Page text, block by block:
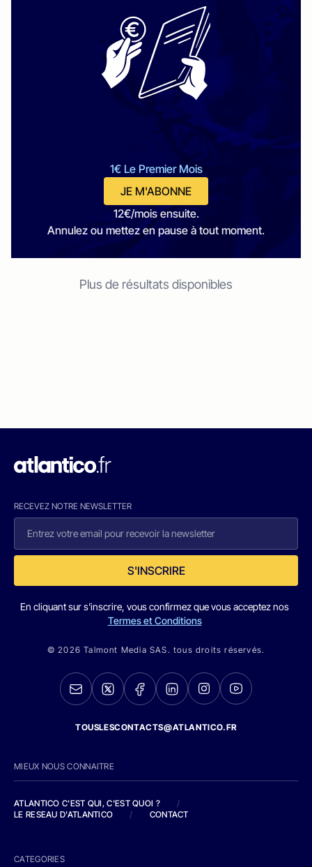
1€ Le Premier Mois
JE M'ABONNE
12€/mois ensuite.
Annulez ou mettez en pause à tout moment.
Plus de résultats disponibles
RECEVEZ NOTRE NEWSLETTER
S'INSCRIRE
En cliquant sur s'inscrire, vous confirmez que vous acceptez nos
Termes et Conditions
© 2026 Talmont Media SAS. tous droits réservés.
TOUSLESCONTACTS@ATLANTICO.FR
MIEUX NOUS CONNAITRE
ATLANTICO C'EST QUI, C'EST QUOI ?
/
LE RESEAU D'ATLANTICO
/ CONTACT
CATEGORIES